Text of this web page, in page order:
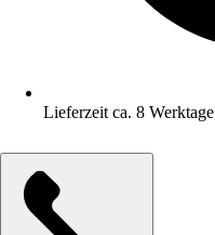
Lieferzeit ca. 8 Werktage